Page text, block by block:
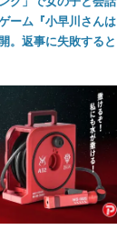
ーム『小早川さんは
。返事に失敗すると